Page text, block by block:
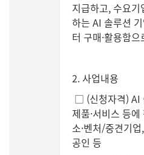
지급하고, 수요
하는 AI 솔루션
터 구매·활용함
2. 사업내용
□ (신청자격) AI
제품·서비스 등
소·벤처/중견기
공인 등